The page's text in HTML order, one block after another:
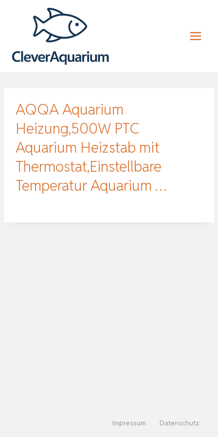
AQQA Aquarium
Heizung,500W PTC
Aquarium Heizstab mit
Thermostat,Einstellbare
Temperatur Aquarium …
Impressum Datenschutz